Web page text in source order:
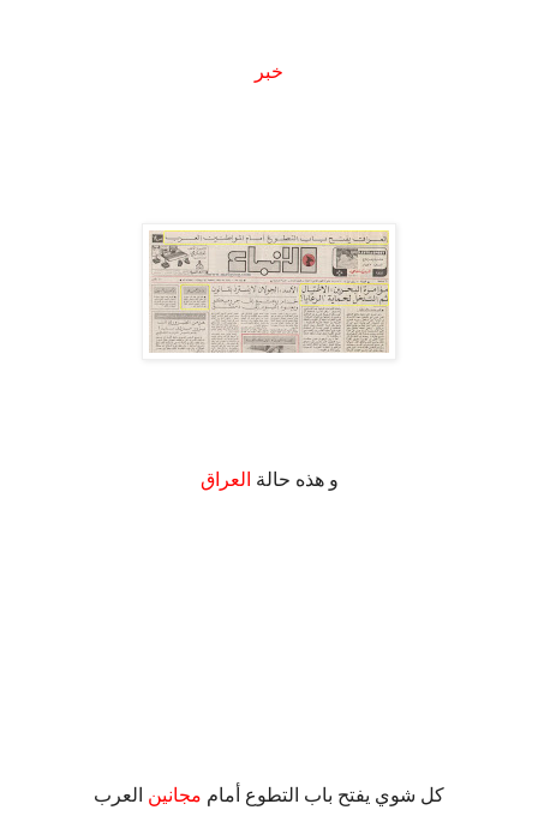
خبر
و هذه حالة العراق
كل شوي يفتح باب التطوع أمام مجانين العرب